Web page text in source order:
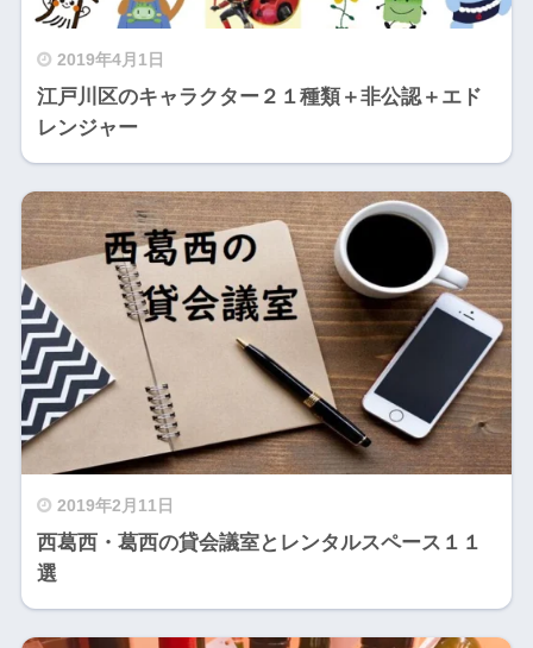
2019年4月1日
江戸川区のキャラクター２１種類＋非公認＋エド
レンジャー
2019年2月11日
西葛西・葛西の貸会議室とレンタルスペース１１
選